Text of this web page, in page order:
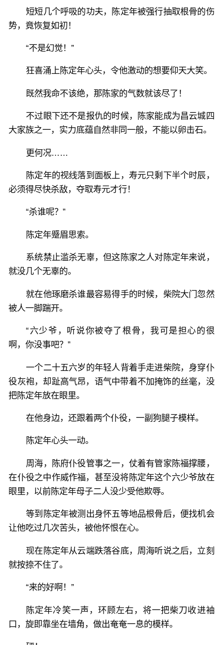
短短几个呼吸的功夫，陈定年被强行抽取根骨的伤
势，竟恢复如初！
“不是幻觉！”
狂喜涌上陈定年心头，令他激动的想要仰天大笑。
既然我命不该绝，那陈家的气数就该尽了！
不过眼下还不是报仇的时候，陈家能成为昌云城四
大家族之一，实力底蕴自然非同一般，不能以卵击石。
更何况……
陈定年的视线落到面板上，寿元只剩下半个时辰，
必须得尽快杀敌，夺取寿元才行！
“杀谁呢？”
陈定年蹙眉思索。
系统禁止滥杀无辜，但这陈家之人对陈定年来说，
就没几个无辜的。
就在他琢磨杀谁最容易得手的时候，柴院大门忽然
被人一脚踹开。
“六少爷，听说你被夺了根骨，我可是担心的很
啊，你没事吧？”
一个二十五六岁的年轻人背着手走进柴院，身穿仆
役灰袍，却趾高气昂，语气中带着不加掩饰的丝毫，没
把陈定年放在眼里。
在他身边，还跟着两个仆役，一副狗腿子模样。
陈定年心头一动。
周海，陈府仆役管事之一，仗着有管家陈福撑腰，
在仆役之中作威作福，甚至没将陈定年这个六少爷放在
眼里，以前陈定年母子二人没少受他欺辱。
等到陈定年被测出身怀五等地品根骨后，便找机会
让他吃过几次苦头，被他怀恨在心。
现在陈定年从云端跌落谷底，周海听说之后，立刻
就按捺不住了。
“来的好啊！”
陈定年冷笑一声，环顾左右，将一把柴刀收进袖
口，旋即靠坐在墙角，做出奄奄一息的模样。